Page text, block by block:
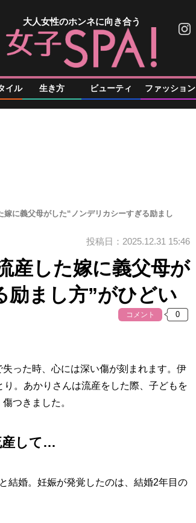
大人女性のホンネに向き合う
イル 生き方 ビューティ ファッション
嫁に義父母がした“ノンデリカシーすぎる励まし
投稿日：2025.12.31 15:46
産した嫁に義父母が
励まし方”がひどい
コメント
った時、心には深い傷が刻まれます。伊
。あかりさんは流産をした際、子どもを
つきました。
産して…
結婚。妊娠が発覚したのは、結婚2年目の